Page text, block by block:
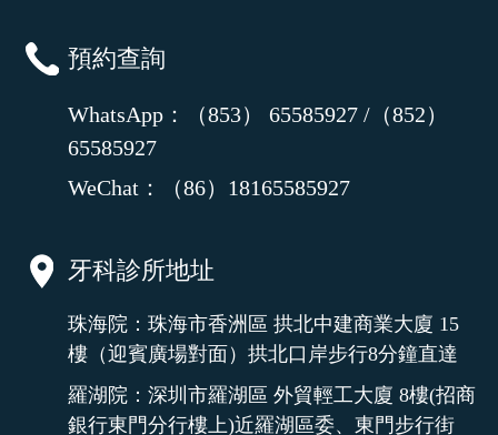
預約查詢
WhatsApp：（853） 65585927 /（852）
65585927
WeChat：（86）18165585927
牙科診所地址
珠海院：珠海市香洲區 拱北中建商業大廈 15
樓（迎賓廣場對面）拱北口岸步行8分鐘直達
羅湖院：深圳市羅湖區 外貿輕工大廈 8樓(招商
銀行東門分行樓上)近羅湖區委、東門步行街